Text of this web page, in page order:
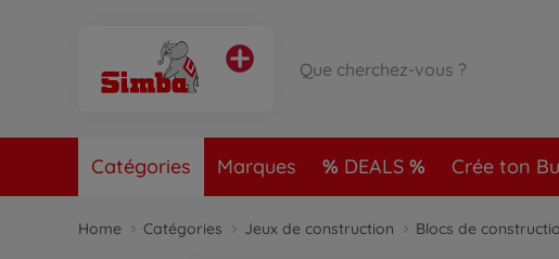
Catégories Marques DEALS Crée ton
Home Catégories Jeux de construction Blocs de